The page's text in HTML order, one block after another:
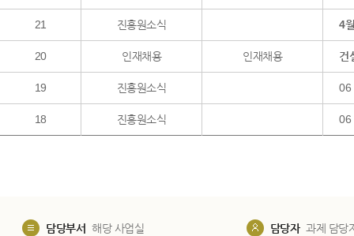
21 진흥원소식 4
20 인재채용 인재채용 건
19 진흥원소식 06
18 진흥원소식 06
담당부서 해당 사업실 담당자 과제 담당